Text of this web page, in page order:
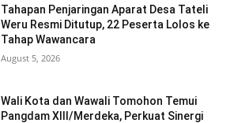
Tahapan Penjaringan Aparat Desa Tateli
Weru Resmi Ditutup, 22 Peserta Lolos ke
Tahap Wawancara
August 5, 2026
Wali Kota dan Wawali Tomohon Temui
Pangdam XIII/Merdeka, Perkuat Sinergi